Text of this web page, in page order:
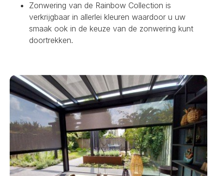
Zonwering van de Rainbow Collection is
verkrijgbaar in allerlei kleuren waardoor u uw
smaak ook in de keuze van de zonwering kunt
doortrekken.